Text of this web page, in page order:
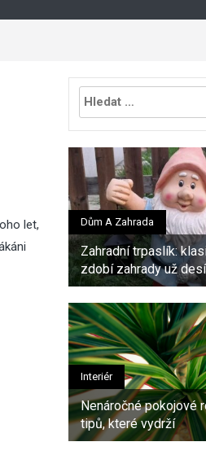
let,
Vyhledávání
Dům A Zahrada
Zahradní trpaslík:
zdobí zahrady už
Interiér
Nenáročné pokojové
tipů, které vydrží